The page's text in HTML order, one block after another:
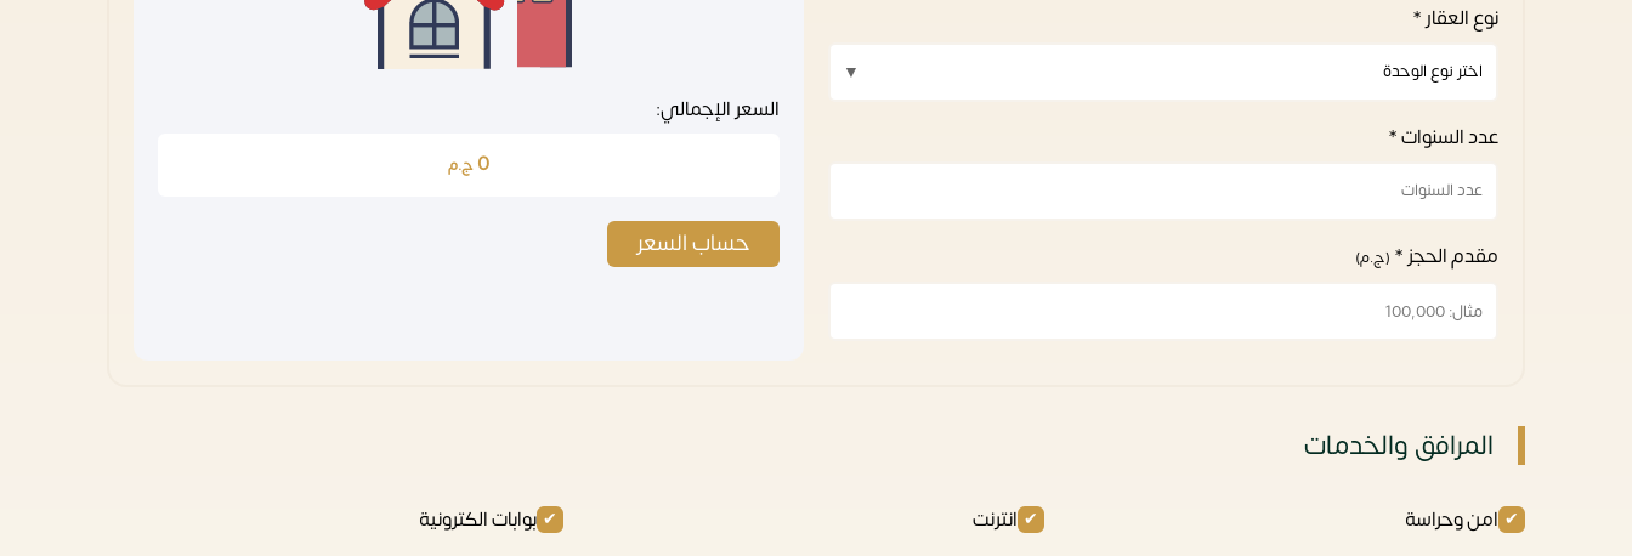
نوع العقار *
عدد السنوات *
مقدم الحجز * (ج.م)
السعر الإجمالي:
0 ج.م
حساب السعر
المرافق والخدمات
امن وحراسة انترنت
بوابات الكترونية